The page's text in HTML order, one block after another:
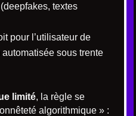
textes
pour l’utilisateur de
sous trente
limité, la règle se
algorithmique » :